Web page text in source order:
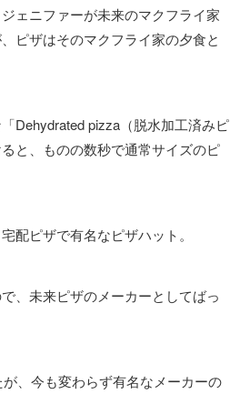
ェニファーが未来のマクフライ家
ピザはそのマクフライ家の夕食と
Dehydrated pizza（脱水加工済みピ
と、ものの数秒で通常サイズのピ
配ピザで有名なピザハット。
、未来ピザのメーカーとしてばっ
、今も変わらず有名なメーカーの